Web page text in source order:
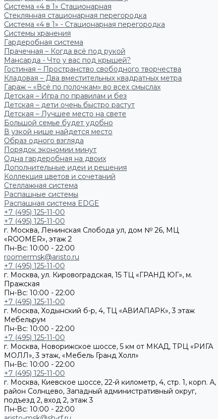
Система «4 в 1» Стационарная
Стеклянная стационарная перегородка
Система «4 в 1» - Стационарная перегородка
Системы хранения
Гардеробная система
Прачечная – Когда всё под рукой
Мансарда - Что у вас под крышей?
Гостиная – Пространство свободного творчества
Кладовая – Два вместительных квадратных метра
Гараж – «Всё по полочкам» во всех смыслах
Детская – Игра по правилам и без
Детская – дети очень быстро растут
Детская – Лучшее место на свете
Большой семье будет удобно
В узкой нише найдется место
Образ одного взгляда
Порядок экономии минут
Одна гардеробная на двоих
Дополнительные идеи и решения
Коллекция цветов и сочетаний
Стеллажная система
Распашные системы
Распашная система EDGE
+7 (495) 125-11-00
+7 (495) 125-11-00
г. Москва, Ленинская Слобода ул, дом № 26, МЦ
«ROOMER», этаж 2
Пн-Вс: 10:00 - 22:00
roomermsk@aristo.ru
+7 (495) 125-11-00
г. Москва, ул. Кировоградская, 15 ТЦ «ГРАНД ЮГ», м.
Пражская
Пн-Вс: 10:00 - 22:00
+7 (495) 125-11-00
г. Москва, Ходынский б-р, 4, ТЦ «АВИАПАРК», 3 этаж
Мебельрум
Пн-Вс: 10:00 - 22:00
+7 (495) 125-11-00
г. Москва, Новорижское шоссе, 5 км от МКАД, ТРЦ «РИГА
МОЛЛ», 3 этаж, «Мебель Гранд Холл»
Пн-Вс: 10:00 - 22:00
+7 (495) 125-11-00
г. Москва, Киевское шоссе, 22-й километр, 4, стр. 1, корп. А,
район Солнцево, Западный административный округ,
подъезд 2, вход 2, этаж 3
Пн-Вс: 10:00 - 22:00